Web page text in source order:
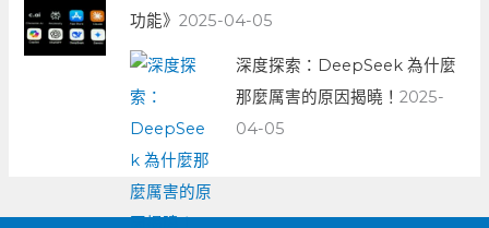
功能》2025-04-05
深度探索：DeepSeek 為什麼
那麼厲害的原因揭曉！2025-
04-05